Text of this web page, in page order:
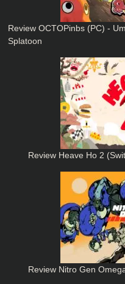
Review OCTOPinbs (PC) -
Splatoon
Review Heave Ho 2
Review Nitro Gen